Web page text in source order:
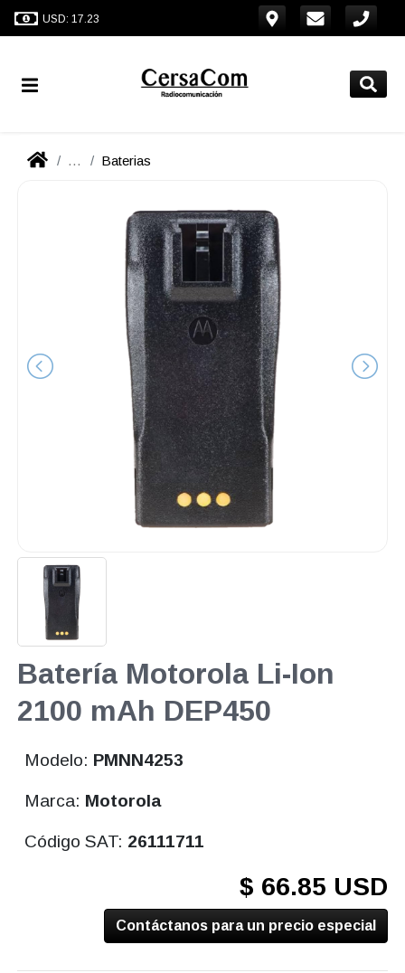
USD: 17.23
... Baterias
Batería Motorola Li-Ion
2100 mAh DEP450
Modelo: PMNN4253
Marca: Motorola
Código SAT: 26111711
$ 66.85 USD
Contáctanos para un precio especial